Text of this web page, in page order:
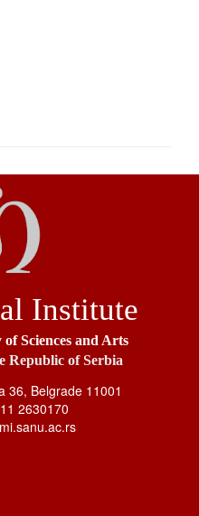
Institute
Sciences and Arts
Republic of Serbia
36, Belgrade 11001
2630170